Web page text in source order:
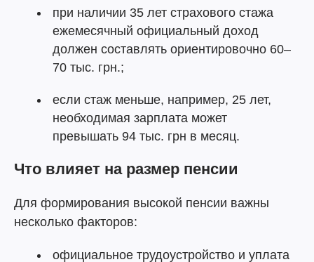
при наличии 35 лет страхового стажа
ежемесячный официальный доход
должен составлять ориентировочно 60–
70 тыс. грн.;
если стаж меньше, например, 25 лет,
необходимая зарплата может
превышать 94 тыс. грн в месяц.
Что влияет на размер пенсии
Для формирования высокой пенсии важны
несколько факторов:
официальное трудоустройство и уплата